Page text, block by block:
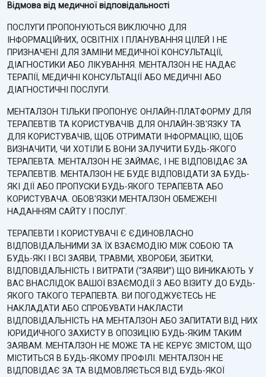
Відмова від медичної відповідальності
ПОСЛУГИ ПРОПОНУЮТЬСЯ ВИКЛЮЧНО ДЛЯ
ІНФОРМАЦІЙНИХ, ОСВІТНІХ І ПЛАНУВАННЯ ЦІЛЕЙ І НЕ
ПРИЗНАЧЕНІ ДЛЯ ЗАМІНИ МЕДИЧНОЇ КОНСУЛЬТАЦІЇ,
ДІАГНОСТИКИ АБО ЛІКУВАННЯ. МЕНТАЛЗОН НЕ НАДАЄ
ТЕРАПІЇ, МЕДИЧНІ КОНСУЛЬТАЦІЇ АБО МЕДИЧНІ АБО
ДІАГНОСТИЧНІ ПОСЛУГИ.
МЕНТАЛЗОН ТІЛЬКИ ПРОПОНУЄ ОНЛАЙН-ПЛАТФОРМУ ДЛЯ
ТЕРАПЕВТІВ ТА КОРИСТУВАЧІВ ДЛЯ ОНЛАЙН-ЗВ'ЯЗКУ ТА
ДЛЯ КОРИСТУВАЧІВ, ЩОБ ОТРИМАТИ ІНФОРМАЦІЮ, ЩОБ
ВИЗНАЧИТИ, ЧИ ХОТІЛИ Б ВОНИ ЗАЛУЧИТИ БУДЬ-ЯКОГО
ТЕРАПЕВТА. МЕНТАЛЗОН НЕ ЗАЙМАЄ, І НЕ ВІДПОВІДАЄ ЗА
ТЕРАПЕВТІВ. МЕНТАЛЗОН НЕ БУДЕ ВІДПОВІДАТИ ЗА БУДЬ-
ЯКІ ДІЇ АБО ПРОПУСКИ БУДЬ-ЯКОГО ТЕРАПЕВТА АБО
КОРИСТУВАЧА. ОБОВ'ЯЗКИ МЕНТАЛЗОН ОБМЕЖЕНІ
НАДАННЯМ САЙТУ І ПОСЛУГ.
ТЕРАПЕВТИ І КОРИСТУВАЧІ Є ЄДИНОВЛАСНО
ВІДПОВІДАЛЬНИМИ ЗА ЇХ ВЗАЄМОДІЮ МІЖ СОБОЮ ТА
БУДЬ-ЯКІ І ВСІ ЗАЯВИ, ТРАВМИ, ХВОРОБИ, ЗБИТКИ,
ВІДПОВІДАЛЬНІСТЬ І ВИТРАТИ (“ЗАЯВИ”) ЩО ВИНИКАЮТЬ У
ВАС ВНАСЛІДОК ВАШОЇ ВЗАЄМОДІЇ З АБО ВІЗИТУ ДО БУДЬ-
ЯКОГО ТАКОГО ТЕРАПЕВТА. ВИ ПОГОДЖУЄТЕСЬ НЕ
НАКЛАДАТИ АБО СПРОБУВАТИ НАКЛАСТИ
ВІДПОВІДАЛЬНІСТЬ НА МЕНТАЛЗОН АБО ЗАПИТАТИ ВІД НИХ
ЮРИДИЧНОГО ЗАХИСТУ В ОПОЗИЦІЮ БУДЬ-ЯКИМ ТАКИМ
ЗАЯВАМ. МЕНТАЛЗОН НЕ МОЖЕ ТА НЕ КЕРУЄ ЗМІСТОМ, ЩО
МІСТИТЬСЯ В БУДЬ-ЯКОМУ ПРОФІЛІ. МЕНТАЛЗОН НЕ
ВІДПОВІДАЄ ЗА ТА ВІДМОВЛЯЄТЬСЯ ВІД БУДЬ-ЯКОЇ